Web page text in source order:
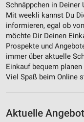
Schnäppchen in Deiner
Mit weekli kannst Du
informieren, egal ob
möchte Dir Deinen
Prospekte und
immer über aktuelle
Einkauf bequem
Viel Spaß beim Online
Aktuelle